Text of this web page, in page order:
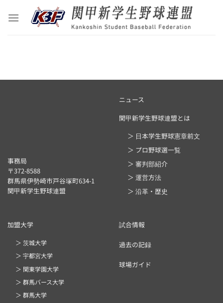
事務局
〒372-8588
群馬県伊勢崎市戸谷塚町634-1
関甲新学生野球連盟
ニュース
関甲新学生野球連盟とは
＞ 日本学生野球憲章前文
＞ プロ野球選一覧
＞ 審判部紹介
＞ 運営方法
＞ 沿革・歴史
加盟大学
＞ 茨城大学
＞ 宇都宮大学
＞ 関東学園大学
＞ 群馬バース大学
＞ 群馬大学
試合情報
過去の記録
球場ガイド